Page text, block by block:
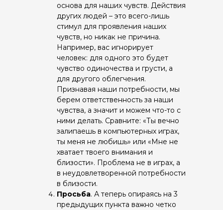
основа для наших чувств. Действия
других людей – это всего-лишь
стимул для проявления наших
чувств, но никак не причина.
Например, вас игнорирует
человек: для одного это будет
чувство одиночества и грусти, а
для другого облегчения.
Признавая наши потребности, мы
берем ответственность за наши
чувства, а значит и можем что-то с
ними делать. Сравните: «Ты вечно
залипаешь в компьютерных играх,
ты меня не любишь» или «Мне не
хватает твоего внимания и
близости». Проблема не в играх, а
в неудовлетворенной потребности
в близости.
Просьба. А теперь опираясь на 3
предыдущих пункта важно четко